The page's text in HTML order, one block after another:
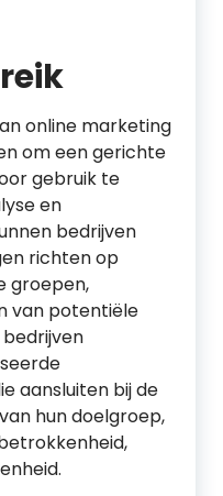
online marketing
om een gerichte
gebruik te
en
bedrijven
richten op
groepen,
van potentiële
aansluiten bij de
hun doelgroep,